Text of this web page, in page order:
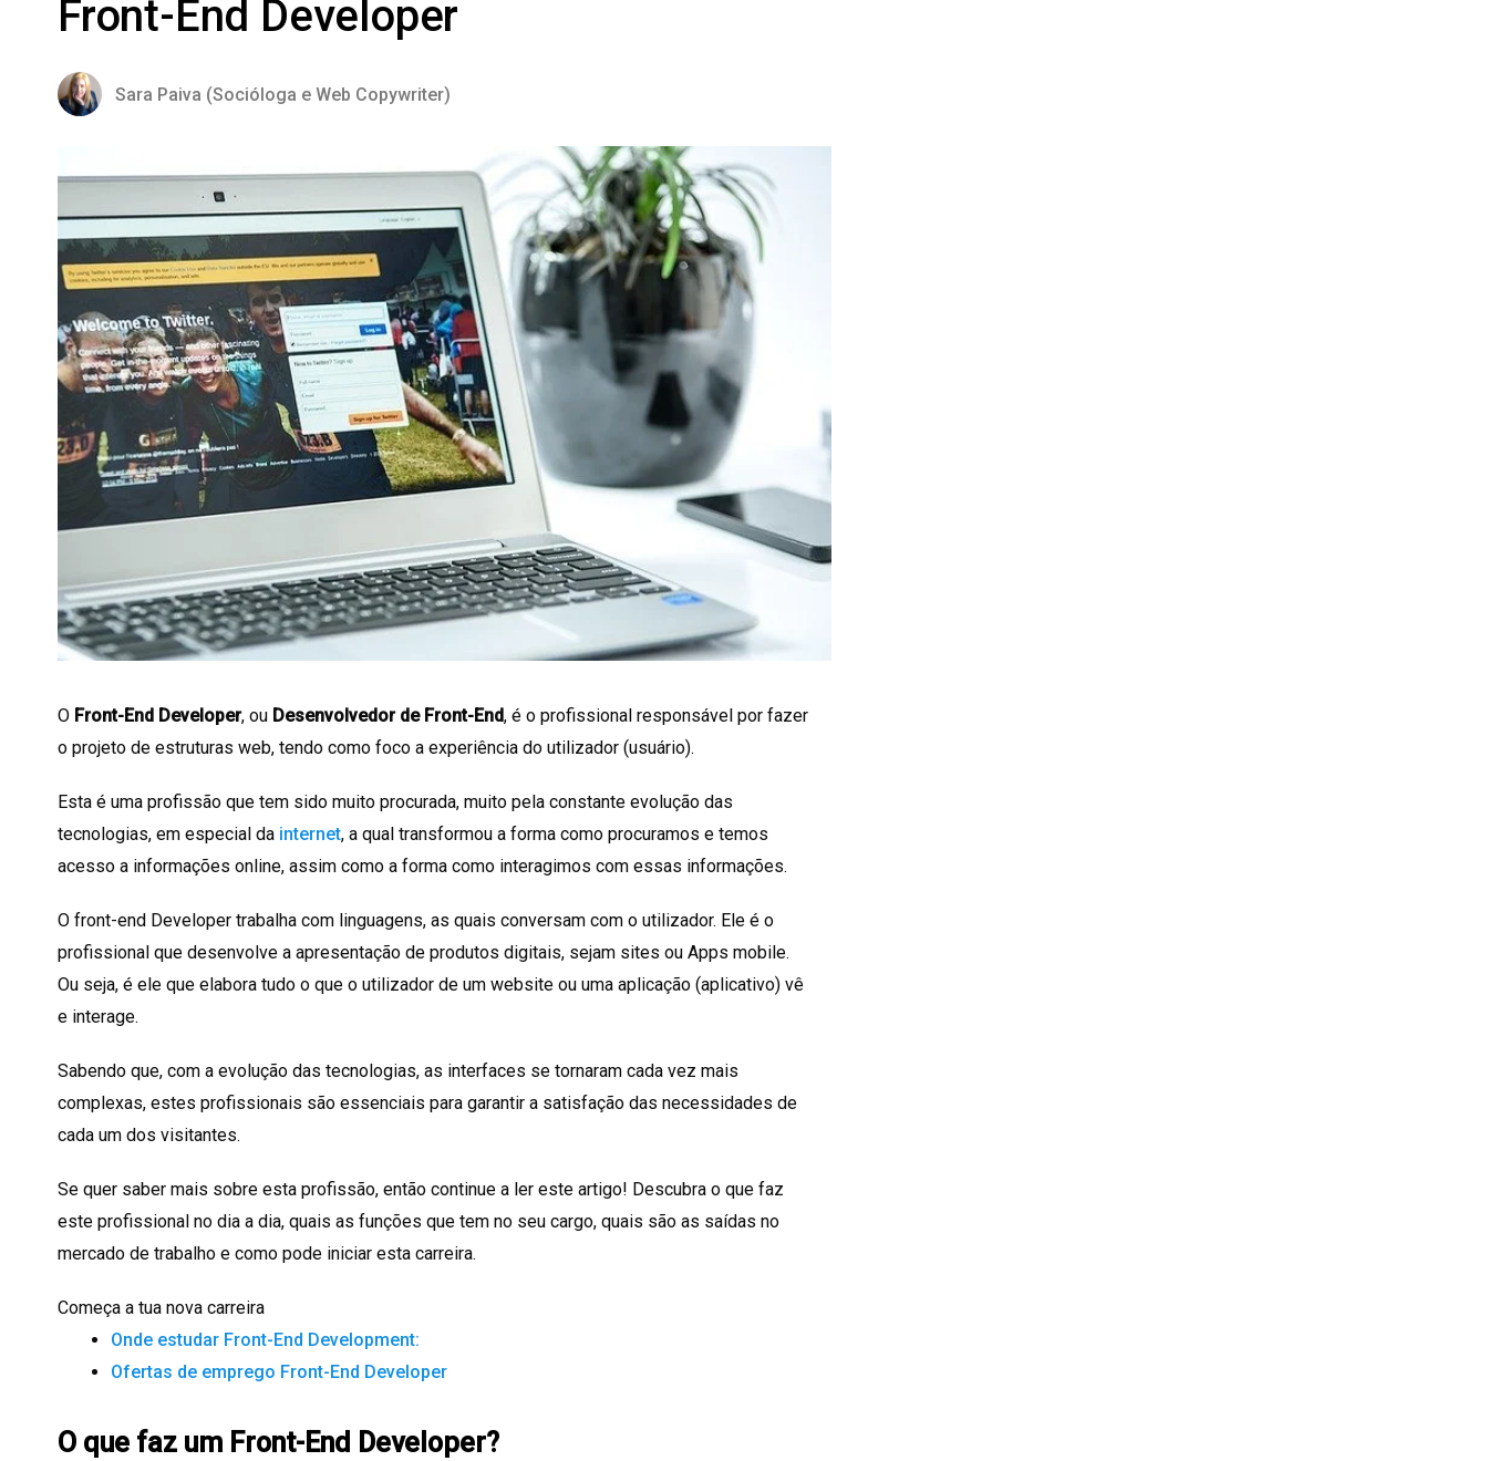
Front-End Developer
Sara Paiva (Socióloga e Web Copywriter)
O Front-End Developer, ou Desenvolvedor de Front-End, é o profissional responsável por fazer
o projeto de estruturas web, tendo como foco a experiência do utilizador (usuário).
Esta é uma profissão que tem sido muito procurada, muito pela constante evolução das
tecnologias, em especial da internet, a qual transformou a forma como procuramos e temos
acesso a informações online, assim como a forma como interagimos com essas informações.
O front-end Developer trabalha com linguagens, as quais conversam com o utilizador. Ele é o
profissional que desenvolve a apresentação de produtos digitais, sejam sites ou Apps mobile.
Ou seja, é ele que elabora tudo o que o utilizador de um website ou uma aplicação (aplicativo) vê
e interage.
Sabendo que, com a evolução das tecnologias, as interfaces se tornaram cada vez mais
complexas, estes profissionais são essenciais para garantir a satisfação das necessidades de
cada um dos visitantes.
Se quer saber mais sobre esta profissão, então continue a ler este artigo! Descubra o que faz
este profissional no dia a dia, quais as funções que tem no seu cargo, quais são as saídas no
mercado de trabalho e como pode iniciar esta carreira.
Começa a tua nova carreira
Onde estudar Front-End Development:
Ofertas de emprego Front-End Developer
O que faz um Front-End Developer?